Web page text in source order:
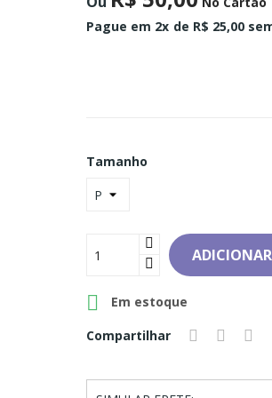
Pague em 2x de R$ 25,00
Tamanho
ADICIONAR
 Em estoque
Compartilhar